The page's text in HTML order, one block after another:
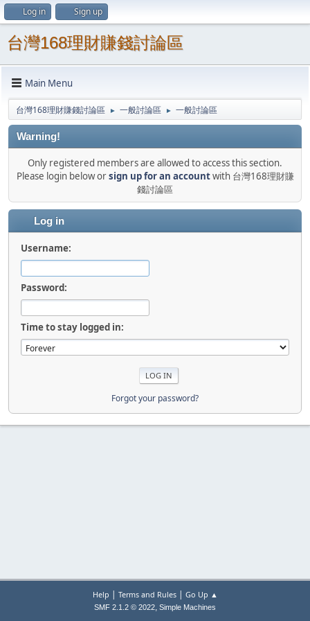
Log in Sign up
台灣168理財賺錢討論區
Main Menu
台灣168理財賺錢討論區 ► 一般討論區 ► 一般討論區
Warning!
Only registered members are allowed to access this section.
Please login below orsign up for an accountwith 台灣168理財賺
錢討論區
Log in
Username:
Password:
Time to stay logged in:
Forgot your password?
Help | Terms and Rules| Go Up ▲
SMF 2.1.2 © 2022, Simple Machines